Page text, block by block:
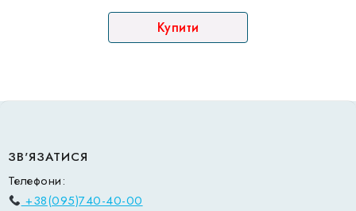
Купити
ЗВ'ЯЗАТИСЯ
Телефони:
+38(095)740-40-00